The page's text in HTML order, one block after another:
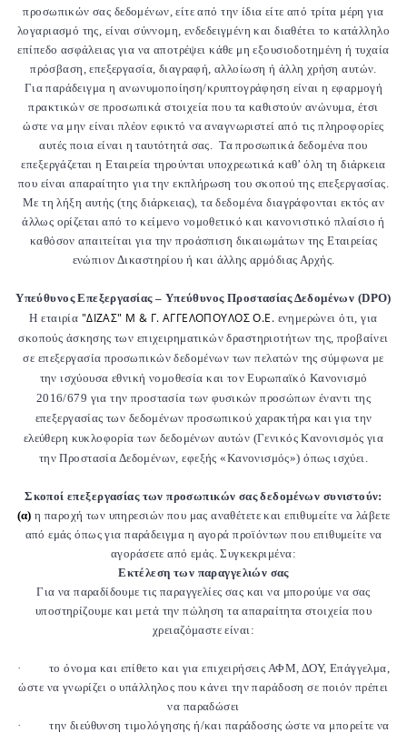
προσωπικών σας δεδομένων, είτε από την ίδια είτε από τρίτα μέρη για
λογαριασμό της, είναι σύννομη, ενδεδειγμένη και διαθέτει το κατάλληλο
επίπεδο ασφάλειας για να αποτρέψει κάθε μη εξουσιοδοτημένη ή τυχαία
πρόσβαση, επεξεργασία, διαγραφή, αλλοίωση ή άλλη χρήση αυτών.
Για παράδειγμα η ανωνυμοποίηση/κρυπτογράφηση είναι η εφαρμογή
πρακτικών σε προσωπικά στοιχεία που τα καθιστούν ανώνυμα, έτσι
ώστε να μην είναι πλέον εφικτό να αναγνωριστεί από τις πληροφορίες
αυτές ποια είναι η ταυτότητά σας. Τα προσωπικά δεδομένα που
επεξεργάζεται η Εταιρεία τηρούνται υποχρεωτικά καθ’ όλη τη διάρκεια
που είναι απαραίτητο για την εκπλήρωση του σκοπού της επεξεργασίας.
Με τη λήξη αυτής (της διάρκειας), τα δεδομένα διαγράφονται εκτός αν
άλλως ορίζεται από το κείμενο νομοθετικό και κανονιστικό πλαίσιο ή
καθόσον απαιτείται για την προάσπιση δικαιωμάτων της Εταιρείας
ενώπιον Δικαστηρίου ή και άλλης αρμόδιας Αρχής.
Υπεύθυνος Επεξεργασίας – Υπεύθυνος Προστασίας Δεδομένων (DPO)
Η εταιρία "ΔΙΖΑΣ" Μ & Γ. ΑΓΓΕΛΟΠΟΥΛΟΣ Ο.Ε. ενημερώνει ότι, για
σκοπούς άσκησης των επιχειρηματικών δραστηριοτήτων της, προβαίνει
σε επεξεργασία προσωπικών δεδομένων των πελατών της σύμφωνα με
την ισχύουσα εθνική νομοθεσία και τον Ευρωπαϊκό Κανονισμό
2016/679 για την προστασία των φυσικών προσώπων έναντι της
επεξεργασίας των δεδομένων προσωπικού χαρακτήρα και για την
ελεύθερη κυκλοφορία των δεδομένων αυτών (Γενικός Κανονισμός για
την Προστασία Δεδομένων, εφεξής «Κανονισμός») όπως ισχύει.
Σκοποί επεξεργασίας των προσωπικών σας δεδομένων συνιστούν:
(α) η παροχή των υπηρεσιών που μας αναθέτετε και επιθυμείτε να λάβετε
από εμάς όπως για παράδειγμα η αγορά προϊόντων που επιθυμείτε να
αγοράσετε από εμάς. Συγκεκριμένα:
Εκτέλεση των παραγγελιών σας
Για να παραδίδουμε τις παραγγελίες σας και να μπορούμε να σας
υποστηρίζουμε και μετά την πώληση τα απαραίτητα στοιχεία που
χρειαζόμαστε είναι:
·
το όνομα και επίθετο και για επιχειρήσεις ΑΦΜ, ΔΟΥ, Επάγγελμα,
ώστε να γνωρίζει ο υπάλληλος που κάνει την παράδοση σε ποιόν πρέπει
να παραδώσει
·
την διεύθυνση τιμολόγησης ή/και παράδοσης ώστε να μπορείτε να